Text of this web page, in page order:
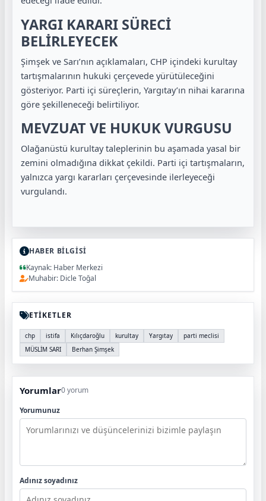
YARGI KARARI SÜRECİ
BELİRLEYECEK
Şimşek ve Sarı’nın açıklamaları, CHP içindeki kurultay
tartışmalarının hukuki çerçevede yürütüleceğini
gösteriyor. Parti içi süreçlerin, Yargıtay’ın nihai kararına
göre şekilleneceği belirtiliyor.
MEVZUAT VE HUKUK VURGUSU
Olağanüstü kurultay taleplerinin bu aşamada yasal bir
zemini olmadığına dikkat çekildi. Parti içi tartışmaların,
yalnızca yargı kararları çerçevesinde ilerleyeceği
vurgulandı.
HABER BİLGİSİ
Kaynak: Haber Merkezi
Muhabir: Dicle Toğal
ETİKETLER
chp istifa Kılıçdaroğlu kurultay Yargıtay
parti meclisi
MÜSLİM SARI
Berhan Şimşek
Yorumlar0 yorum
Yorumunuz
Adınız soyadınız